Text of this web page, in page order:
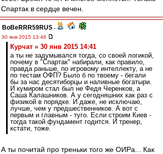
Спартак в сердце вечен.
BoBeRRR59RUS -
30 янв 2015 13:46
Курчат » 30 янв 2015 14:41
а ты не задумывался тогда, со своей логикой,
почему в "Спартак" набирали, как правило,
правда раньше, по игровому интеллекту, а не
по тестам ОФП? Было б по твоему - бегали
бы за нас десятиборцы и наливные богатыри.
И кумиром стал был не Федя Черенков, а
Саша Калашников. А у сегодняшних как раз с
физикой в порядке. И даже, не исключаю,
лучше, чем у предшественников. А вот с
первым и главным - туго. Если строим Киев -
тогда такой фундамент годится. И тренер,
кстати, тоже.
А ты почитай про треньки того же ОИРа... Как